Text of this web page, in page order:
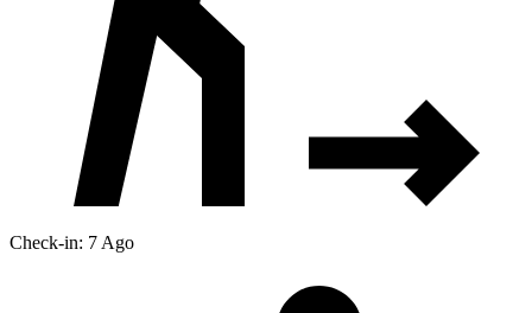
Check-in: 7 Ago